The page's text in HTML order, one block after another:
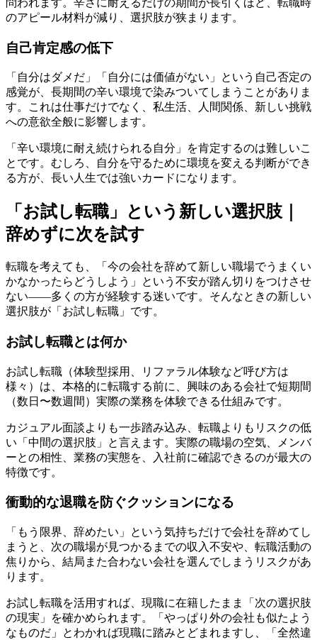
問われます。辛さに耐えるだけの期間が長引くほど、転職時
のアピール材料が減り、選択肢が狭まります。
自己肯定感の低下
「自分はダメだ」「自分には価値がない」という自己否定の
感覚が、長期間の辛い環境で染みついてしまうことがありま
す。これは仕事だけでなく、私生活、人間関係、新しい挑戦
への意欲全般に影響します。
「辛い環境に耐え続けられる自分」を肯定するのは難しいこ
とです。むしろ、自分を守るために環境を変える判断ができ
る方が、長い人生では強いカードになります。
「お試し転職」という新しい選択肢｜
辞めずに次を試す
転職を考えても、「今の会社を辞めて新しい職場でうまくい
かなかったらどうしよう」という不安が踏ん切りをつけさせ
ない——多くの方が経験する迷いです。そんなときの新しい
選択肢が「お試し転職」です。
お試し転職とは何か
お試し転職（体験型採用、リファラル体験など呼び方は
様々）は、本格的に転職する前に、興味のある会社で短期間
（数日〜数週間）実際の業務を体験できる仕組みです。
カジュアル面談よりも一歩踏み込み、転職よりもリスクの低
い「中間の選択肢」と言えます。実際の職場の空気、メンバ
ーとの相性、業務の実態を、入社前に確認できるのが最大の
特徴です。
衝動的な退職を防ぐクッションになる
「もう限界、辞めたい」という気持ちだけで会社を辞めてし
まうと、次の職場が見つかるまでの収入不安や、転職活動の
焦りから、結局また合わない会社を選んでしまうリスクがあ
ります。
お試し転職を活用すれば、現職に在籍したまま「次の選択肢
の現実」を確かめられます。「やっぱり外の会社も似たよう
なものだ」とわかれば現職に踏みとどまれますし、「全然違